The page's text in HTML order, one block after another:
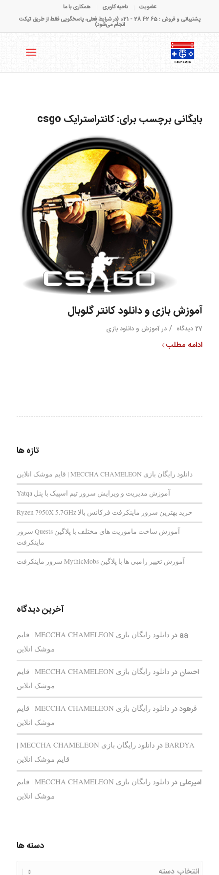
عضویت ناحیه کاربری
همکاری با ما
پشتیبانی و فروش : 65 42 28 - 021 (در شرایط فعلی، پاسخگویی فقط از طریق تیکت
انجام می‌شود)
بایگانی برچسب برای:کانتراسترایک csgo
آموزش بازی و دانلود کانتر گلوبال
27 دیدگاه / درآموزش و دانلود بازی
ادامه مطلب
تازه ها
دانلود رایگان بازی MECCHA CHAMELEON | قایم‌ موشک انلاین
آموزش مدیریت و ویرایش سرور تیم اسپیک با پنل Yatqa
خرید بهترین سرور ماینکرفت فرکانس بالا Ryzen 7950X 5.7GHz
آموزش ساخت ماموریت های مختلف با پلاگین Quests سرور
ماینکرفت
آموزش تغییر زامبی ها با پلاگین MythicMobs سرور ماینکرفت
آخرین دیدگاه
aa در
دانلود رایگان بازی MECCHA CHAMELEON | قایم‌
موشک انلاین
احسان در
دانلود رایگان بازی MECCHA CHAMELEON | قایم‌
موشک انلاین
فرهوددر
دانلود رایگان بازی MECCHA CHAMELEON | قایم‌
موشک انلاین
BARDYA در
دانلود رایگان بازی MECCHA CHAMELEON |
قایم‌ موشک انلاین
امیرعلی در
دانلود رایگان بازی MECCHA CHAMELEON | قایم‌
موشک انلاین
دسته ها